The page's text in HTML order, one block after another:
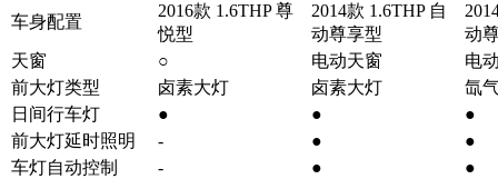
车身配置
2016款 1.6THP 尊
悦型
2014款 1.6THP 自
动尊享型
动
天窗
○ 电动天窗
电
前大灯类型
卤素大灯 卤素大灯
氙
日间行车灯
● ●
●
前大灯延时照明
- ●
●
车灯自动控制
- ●
●